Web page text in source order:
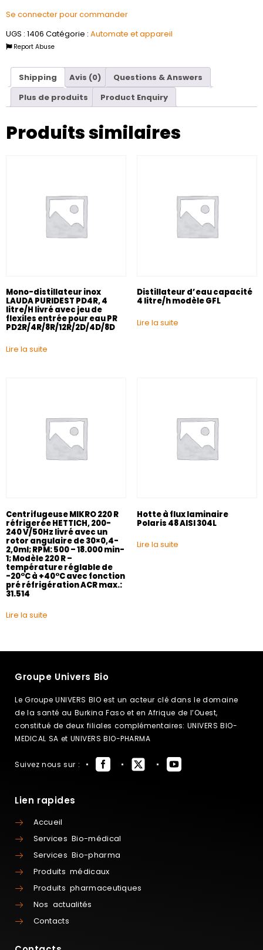
Se connecter pour commander
UGS : 1406 Catégorie : Automate et appareil
Report Abuse
Shipping Avis (0)
Questions & Answers
Plus de produits
Product Enquiry
Produits similaires
Mono-distillateur inox
LAUDA PURIDEST PD4R, 4
litre/H livré avec jeu de
flexiles entrée pour eau PR
PD2R/4R/8R/12R/2D/4D/8D
Lire la suite
Distillateur d’eau capacité
4 litre/h modèle GFL
Lire la suite
Centrifugeuse MIKRO 220 R
réfrigerée HETTICH, 200-
240 V/50Hz livré avec un
rotor angulaire de 30×0,4-
2,0ml; RPM: 500 – 18.000 min-
1; Modèle 220 R –
température réglable de
-20°C à +40°C avec fonction
pré réfrigération ACR max.:
31.514
Lire la suite
Hotte à flux laminaire
Polaris 48 AISI 304L
Lire la suite
Groupe Univers Bio
Le Groupe UNIVERS BIO est un acteur clé dans le domaine
de la santé au Burkina Faso et en Afrique de l’Ouest,
constitué de deux filiales complémentaires: UNIVERS BIO-
MEDICAL SA et UNIVERS BIO-PHARMA
Suivez nous sur :
Lien rapides
Accueil
Services Bio-médical
Services Bio-pharma
Produits médicaux
Produits pharmaceutiques
Nos actualités
Contacts